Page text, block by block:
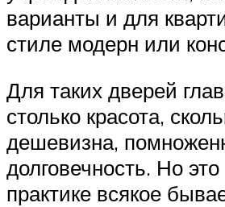
варианты и для
стиле модерн или
Для таких дверей
столько красота,
дешевизна,
долговечность. Но
практике всякое